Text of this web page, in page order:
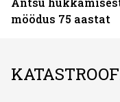
möödus 75 aastat